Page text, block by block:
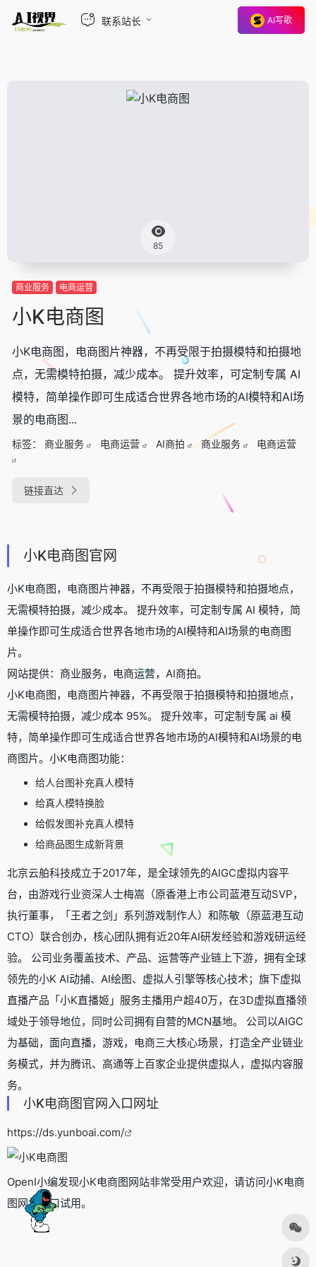
联系站长 AI写歌
85
商业服务 电商运营
小K电商图
小K电商图，电商图片神器，不再受限于拍摄模特和拍摄地
点，无需模特拍摄，减少成本。 提升效率，可定制专属 AI
模特，简单操作即可生成适合世界各地市场的AI模特和AI场
景的电商图...
标签： 商业服务 电商运营 AI商拍 商业服务 电商运营
链接直达
小K电商图官网
小K电商图，电商图片神器，不再受限于拍摄模特和拍摄地点，
无需模特拍摄，减少成本。 提升效率，可定制专属 AI 模特，简
单操作即可生成适合世界各地市场的AI模特和AI场景的电商图
片。
网站提供：商业服务，电商运营，AI商拍。
小K电商图，电商图片神器，不再受限于拍摄模特和拍摄地点，
无需模特拍摄，减少成本 95%。 提升效率，可定制专属 ai 模
特，简单操作即可生成适合世界各地市场的AI模特和AI场景的电
商图片。小K电商图功能：
给人台图补充真人模特
给真人模特换脸
给假发图补充真人模特
给商品图生成新背景
北京云舶科技成立于2017年，是全球领先的AIGC虚拟内容平
台，由游戏行业资深人士梅嵩（原香港上市公司蓝港互动SVP，
执行董事，「王者之剑」系列游戏制作人）和陈敏（原蓝港互动
CTO）联合创办，核心团队拥有近20年AI研发经验和游戏研运经
验。 公司业务覆盖技术、产品、运营等产业链上下游，拥有全球
领先的小K AI动捕、AI绘图、虚拟人引擎等核心技术；旗下虚拟
直播产品「小K直播姬」服务主播用户超40万，在3D虚拟直播领
域处于领导地位，同时公司拥有自营的MCN基地。 公司以AIGC
为基础，面向直播，游戏，电商三大核心场景，打造全产业链业
务模式，并为腾讯、高通等上百家企业提供虚拟人，虚拟内容服
务。
小K电商图官网入口网址
https://ds.yunboai.com/
OpenI小编发现小K电商图网站非常受用户欢迎，请访问小K电商
图网址入口试用。